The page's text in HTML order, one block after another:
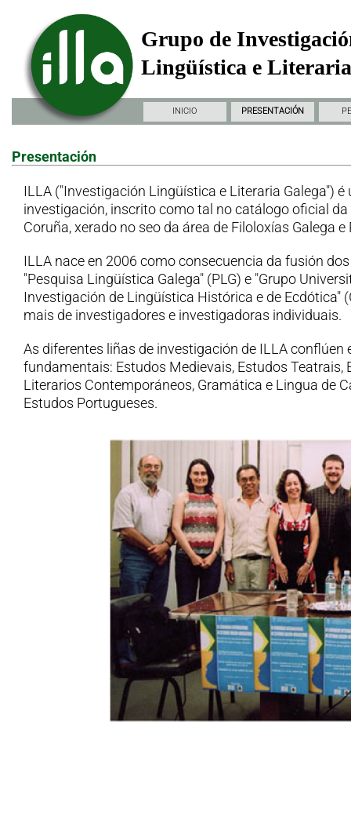
Grupo de
Lingüística e
INICIO PRESENTACIÓN
Presentación
ILLA ("Investigación Lingüística e Literaria Galega") é
investigación, inscrito como tal no catálogo oficial da
Coruña, xerado no seo da área de Filoloxías Galega e
ILLA nace en 2006 como consecuencia da fusión
"Pesquisa Lingüística Galega" (PLG) e "Grupo
Investigación de Lingüística Histórica e de Ecdótica"
mais de investigadores e investigadoras individuais.
As diferentes liñas de investigación de ILLA conflúen
fundamentais: Estudos Medievais, Estudos Teatrais,
Literarios Contemporáneos, Gramática e Lingua de
Estudos Portugueses.